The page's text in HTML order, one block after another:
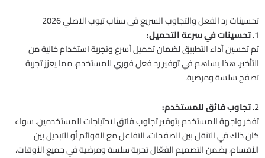
تحسينات رد الفعل والتجاوب السريع فى سناب تيوب الاصلي 2026
1. تحسينات في سرعة التحميل:
تم تحسين أداء التطبيق لضمان تحميل أسرع وتجربة استخدام خالية من
التأخير. هذا يساهم في توفير رد فعل فوري للمستخدم، مما يعزز تجربة
تصفح سلسة ومرضية.
2. تجاوب فائق للمستخدم:
تفخر واجهة المستخدم بتوفير تجاوب فائق لاحتياجات المستخدمين. سواء
كان ذلك في التنقل بين الصفحات، التفاعل مع القوائم أو التبديل بين
الأقسام، يضمن التصميم الفعّال تجربة سلسة ومرضية في جميع الأوقات.